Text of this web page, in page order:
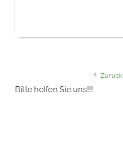
Zurück
Bitte helfen Sie uns!!!